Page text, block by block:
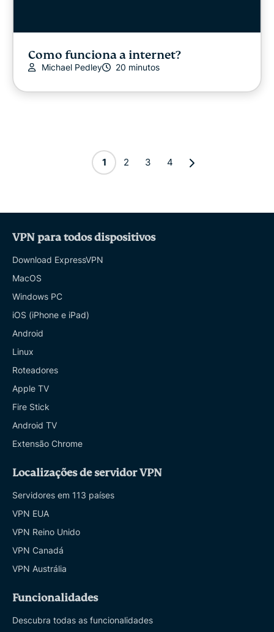
Como funciona a internet?
Michael Pedley 20 minutos
1 2 3 4
VPN para todos dispositivos
Download ExpressVPN
MacOS
Windows PC
iOS (iPhone e iPad)
Android
Linux
Roteadores
Apple TV
Fire Stick
Android TV
Extensão Chrome
Localizações de servidor VPN
Servidores em 113 países
VPN EUA
VPN Reino Unido
VPN Canadá
VPN Austrália
Funcionalidades
Descubra todas as funcionalidades